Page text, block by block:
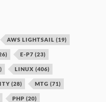
AWS LIGHTSAIL (19)
E-P7 (23)
LINUX (406)
(28) MTG (71)
PHP (20)